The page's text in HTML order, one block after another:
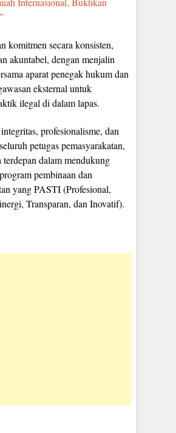
komitmen secara konsisten,
akuntabel, dengan menjalin
aparat penegak hukum dan
eksternal untuk
ilegal di dalam lapas.
profesionalisme, dan
petugas pemasyarakatan,
terdepan dalam mendukung
pembinaan dan
yang PASTI (Profesional,
Transparan, dan Inovatif).